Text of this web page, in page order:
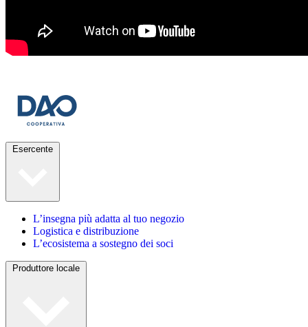
Esercente
L’insegna più adatta al tuo negozio
Logistica e distribuzione
L’ecosistema a sostegno dei soci
Produttore locale